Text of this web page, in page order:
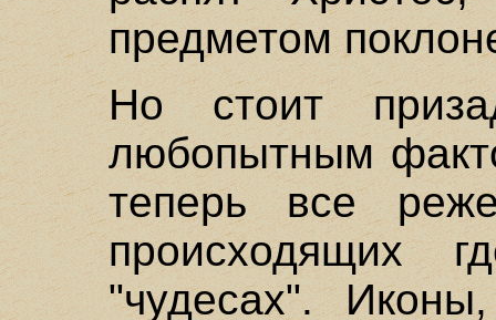
предметом
Но стоит
любопытным
теперь все
"чудесах".